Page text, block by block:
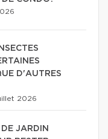
D'AUTRES
2026
JARDIN